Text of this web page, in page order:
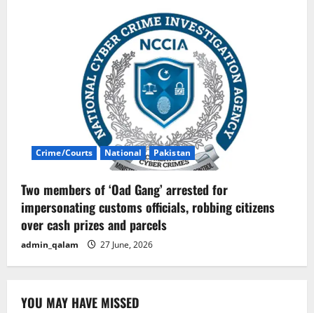
Crime/Courts National Pakistan
Two members of ‘Oad Gang’ arrested for
impersonating customs officials, robbing citizens
over cash prizes and parcels
admin_qalam 27 June, 2026
YOU MAY HAVE MISSED